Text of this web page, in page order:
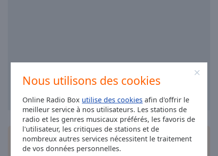
Nous utilisons des cookies
Online Radio Box utilise des cookies afin d'offrir le
meilleur service à nos utilisateurs. Les stations de
radio et les genres musicaux préférés, les favoris de
l'utilisateur, les critiques de stations et de
nombreux autres services nécessitent le traitement
de vos données personnelles.
Opacity
Background
Jazz Radio- Zen Attitude
Jazz Radio - Sly Johnson
Jazz Radio - Valentine's Day
Jazz Radio - Jazz Fusion
Jazz Radio - Afro Jazz
Installezl'applicationgratuite Online Radio Box
pour votre téléphone intelligent et d'écouter vos